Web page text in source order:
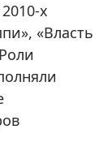
х
«Власть